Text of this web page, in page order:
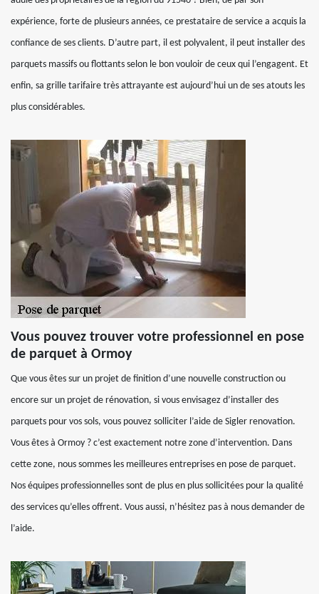
expérience, forte de plusieurs années, ce prestataire de service a acquis la
confiance de ses clients. D’autre part, il est polyvalent, il peut installer des
parquets massifs ou flottants selon le bon vouloir de ceux qui l’engagent. Et
enfin, sa grille tarifaire très attrayante est aujourd’hui un de ses atouts les
plus considérables.
Vous pouvez trouver votre professionnel en pose
de parquet à Ormoy
Que vous êtes sur un projet de finition d’une nouvelle construction ou
encore sur un projet de rénovation, si vous envisagez d’installer des
parquets pour vos sols, vous pouvez solliciter l’aide de Sigler renovation.
Vous êtes à Ormoy ? c’est exactement notre zone d’intervention. Dans
cette zone, nous sommes les meilleures entreprises en pose de parquet.
Nos équipes professionnelles sont de plus en plus sollicitées pour la qualité
des services qu’elles offrent. Vous aussi, n’hésitez pas à nous demander de
l’aide.